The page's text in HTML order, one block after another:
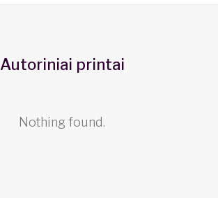
Autoriniai printai
Nothing found.